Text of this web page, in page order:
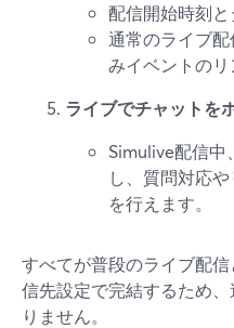
配信開始時刻と
通常のライブ
みイベントのリ
ライブでチャットを
Simulive配信中
し、質問対応
を行えます。
すべてが普段のライブ配
信先設定で完結するため
りません。